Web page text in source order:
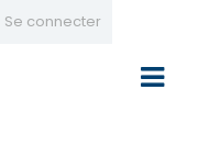
Se connecter